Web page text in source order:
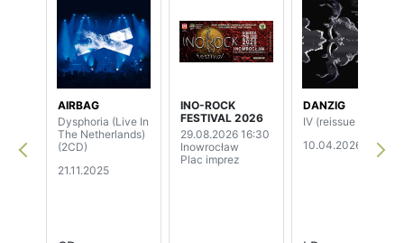
AIRBAG
Dysphoria (Live In
The Netherlands)
(2CD)
21.11.2025
INO-ROCK
FESTIVAL 2026
29.08.2026 16:30
Inowrocław
Plac imprez
DANZIG
IV (reissue 2026)
10.04.2026